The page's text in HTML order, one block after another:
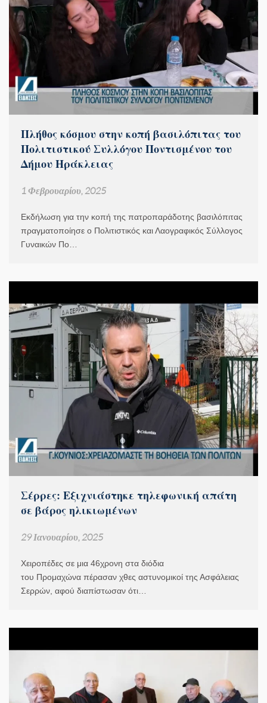
Πλήθος κόσμου στην κοπή βασιλόπιτας του
Πολιτιστικού Συλλόγου Ποντισμένου του
Δήμου Ηράκλειας
1 Φεβρουαρίου, 2025
Εκδήλωση για την κοπή της πατροπαράδοτης βασιλόπιτας
πραγματοποίησε ο Πολιτιστικός και Λαογραφικός Σύλλογος
Γυναικών Πο…
Σέρρες: Εξιχνιάστηκε τηλεφωνική απάτη
σε βάρος ηλικιωμένων
29 Ιανουαρίου, 2025
Χειροπέδες σε μια 46χρονη στα διόδια
του Προμαχώνα πέρασαν χθες αστυνομικοί της Ασφάλειας
Σερρών, αφού διαπίστωσαν ότι…